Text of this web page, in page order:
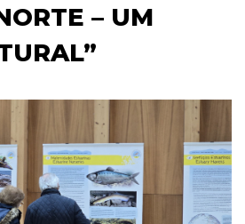
– UM